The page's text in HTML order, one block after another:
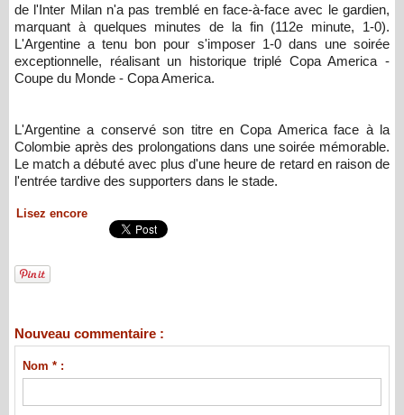
de l'Inter Milan n'a pas tremblé en face-à-face avec le gardien,
marquant à quelques minutes de la fin (112e minute, 1-0).
L'Argentine a tenu bon pour s'imposer 1-0 dans une soirée
exceptionnelle, réalisant un historique triplé Copa America -
Coupe du Monde - Copa America.
L'Argentine a conservé son titre en Copa America face à la
Colombie après des prolongations dans une soirée mémorable.
Le match a débuté avec plus d'une heure de retard en raison de
l'entrée tardive des supporters dans le stade.
Lisez encore
Nouveau commentaire :
Nom * :